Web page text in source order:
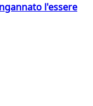
l'essere